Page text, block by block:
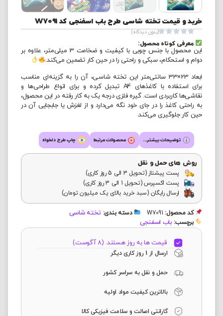
خرید و قیمت تخته شاسی طرح باب اسفنجی کد W7091




(بدون دیدگاه)
معرفی کوتاه محصول:
این محصول با جنس چوبی با کیفیت و ضخامت 3 میلی‌متر، علاوه بر
دوام و استحکام، سبکی و راحتی را در حین کار تضمین می‌کند.
ابعاد 23×33 سانتی‌متر این تخته شاسی، آن را به گزینه‌ای مناسب
برای استفاده با کاغذهای A4 تبدیل کرده و برای انواع طراحی‌ها و
نقاشی‌ها کاربردی است. گیره فلزی درجه یک به کار رفته در این محصول،
به راحتی کاغذ را در جای خود نگه می‌دارد و از لغزش یا جابجایی آن در
حین کار جلوگیری می‌کند.
توضیحات بیشتر... محصولات مرتبط چاپ طرح دلخواه
روش های حمل و نقل
پست پیشتاز (تحویل 3 الی 5 روز کاری)
پست اکسپرس (تحویل 1 الی 3 روز کاری)
ارسال رایگان (سبد خرید بالای یک میلیون تومان)
کد محصول: W7091 دسته بندی: تخته شاسی
برچسب: باب اسفنجی
قیمت ها به روز هستند. (8 آگوست)
ارسال از 1 روز کاری دیگر
حمل و نقل به سراسر کشور
بالاترین کیفیت مواد اولیه
گارانتی اصالت و سلامت فیزیکی کالا